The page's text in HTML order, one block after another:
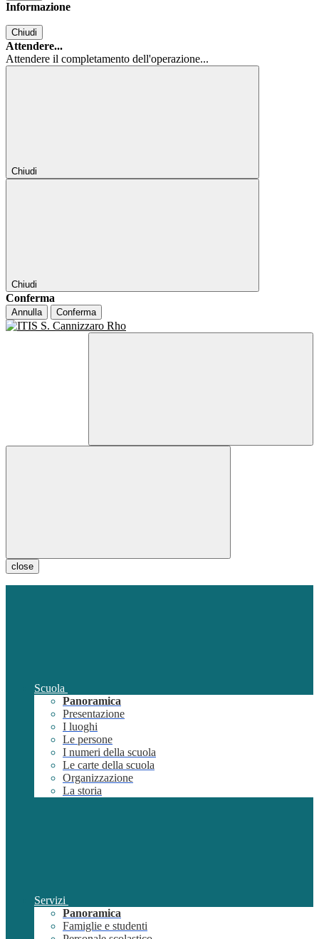
Informazione
Chiudi
Attendere...
Attendere il completamento dell'operazione...
Chiudi
Chiudi
Conferma
Annulla Conferma
close
Scuola
Panoramica
Presentazione
I luoghi
Le persone
I numeri della scuola
Le carte della scuola
Organizzazione
La storia
Servizi
Panoramica
Famiglie e studenti